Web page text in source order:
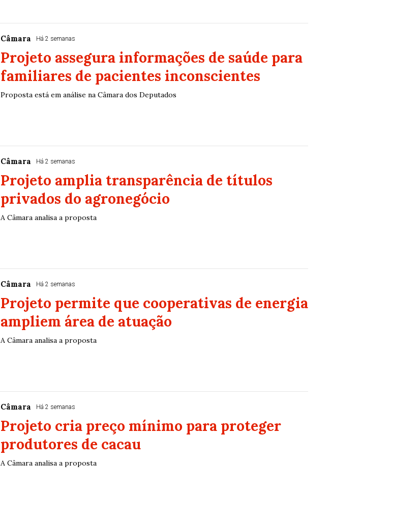
Câmara Há 2 semanas
Projeto assegura informações de saúde para
familiares de pacientes inconscientes
Proposta está em análise na Câmara dos Deputados
Câmara Há 2 semanas
Projeto amplia transparência de títulos
privados do agronegócio
A Câmara analisa a proposta
Câmara Há 2 semanas
Projeto permite que cooperativas de energia
ampliem área de atuação
A Câmara analisa a proposta
Câmara Há 2 semanas
Projeto cria preço mínimo para proteger
produtores de cacau
A Câmara analisa a proposta